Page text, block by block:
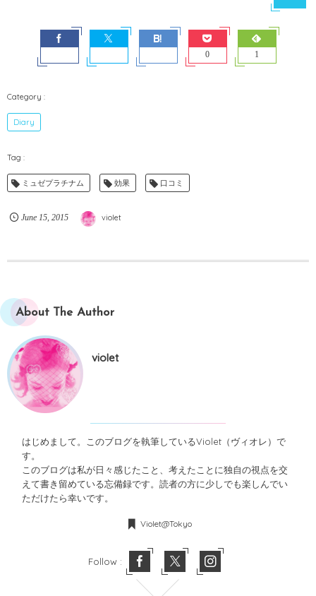
0 1
Diary
ミュゼプラチナム 効果 口コミ
June 15, 2015 violet
About The Author
violet
はじめまして。このブログを執筆しているViolet（ヴィオレ）で
す。
このブログは私が日々感じたこと、考えたことに独自の視点を交
えて書き留めている忘備録です。読者の方に少しでも楽しんでい
ただけたら幸いです。
Violet@Tokyo
Follow :